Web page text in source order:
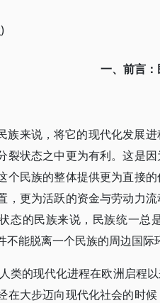
)
一、前言
族来说，将它的现代化发展
裂状态之中更为有利。这是
个民族的整体提供更为直接
，更为活跃的资金与劳动力
态的民族来说，民族统一总
不能脱离一个民族的周边国际
类的现代化进程在欧洲启程
在大步迈向现代化社会的时